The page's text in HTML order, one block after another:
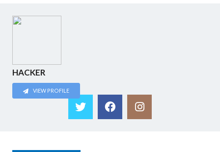
HACKER
VIEW PROFILE